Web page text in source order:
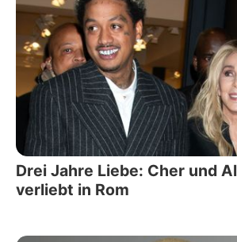
Drei Jahre Liebe: Cher und
verliebt in Rom